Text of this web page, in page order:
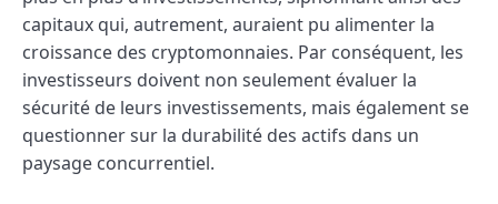
capitaux qui, autrement, auraient pu alimenter la
croissance des cryptomonnaies. Par conséquent, les
investisseurs doivent non seulement évaluer la
sécurité de leurs investissements, mais également se
questionner sur la durabilité des actifs dans un
paysage concurrentiel.